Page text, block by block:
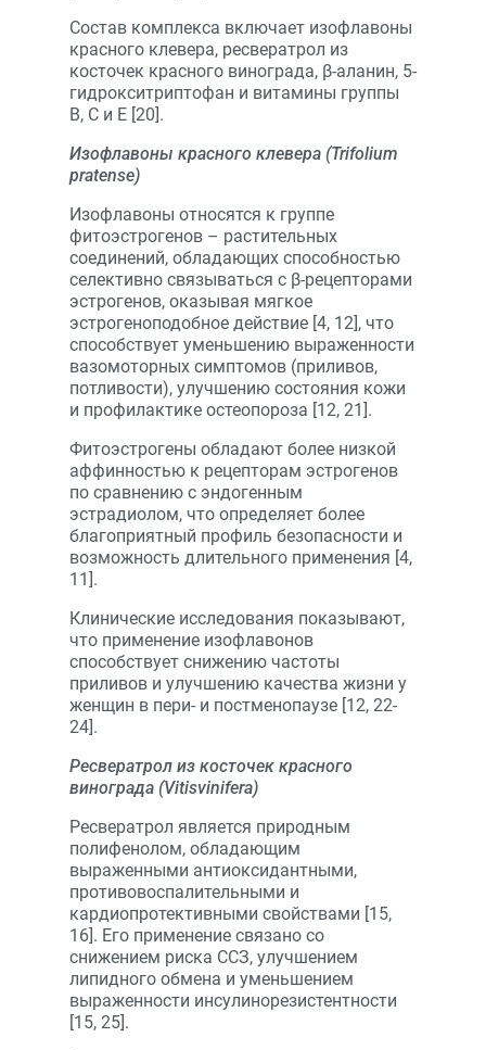
Состав комплекса включает изофлавоны
красного клевера, ресвератрол из
косточек красного винограда, β-аланин, 5-
гидрокситриптофан и витамины группы
B, C и E [20].
Изофлавоны красного клевера (Trifolium
pratense)
Изофлавоны относятся к группе
фитоэстрогенов – растительных
соединений, обладающих способностью
селективно связываться с β-рецепторами
эстрогенов, оказывая мягкое
эстрогеноподобное действие [4, 12], что
способствует уменьшению выраженности
вазомоторных симптомов (приливов,
потливости), улучшению состояния кожи
и профилактике остеопороза [12, 21].
Фитоэстрогены обладают более низкой
аффинностью к рецепторам эстрогенов
по сравнению с эндогенным
эстрадиолом, что определяет более
благоприятный профиль безопасности и
возможность длительного применения [4,
11].
Клинические исследования показывают,
что применение изофлавонов
способствует снижению частоты
приливов и улучшению качества жизни у
женщин в пери- и постменопаузе [12, 22-
24].
Ресвератрол из косточек красного
винограда (Vitisvinifera)
Ресвератрол является природным
полифенолом, обладающим
выраженными антиоксидантными,
противовоспалительными и
кардиопротективными свойствами [15,
16]. Его применение связано со
снижением риска ССЗ, улучшением
липидного обмена и уменьшением
выраженности инсулинорезистентности
[15, 25].